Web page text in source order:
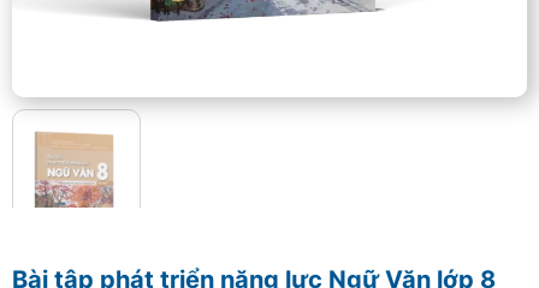
Bài tập phát triển năng lực Ngữ Văn lớp 8